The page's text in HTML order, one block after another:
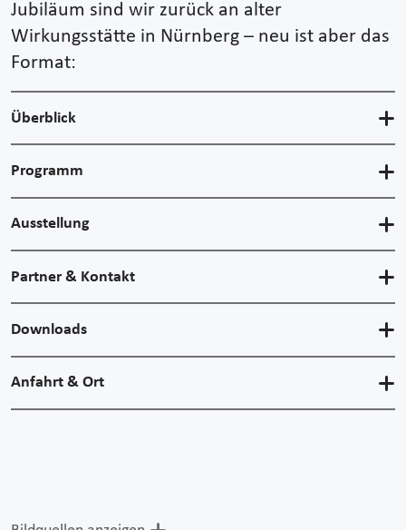
Jubiläum sind wir zurück an alter
Wirkungsstätte in Nürnberg – neu ist aber das
Format:
Überblick
Programm
Ausstellung
Partner & Kontakt
Downloads
Anfahrt & Ort